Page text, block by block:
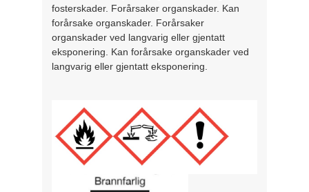
fosterskader. Forårsaker organskader. Kan
forårsake organskader. Forårsaker
organskader ved langvarig eller gjentatt
eksponering. Kan forårsake organskader ved
langvarig eller gjentatt eksponering.